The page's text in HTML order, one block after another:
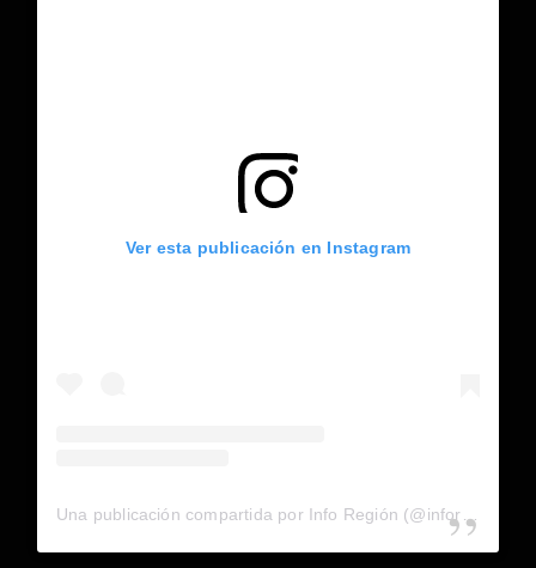
Ver esta publicación en Instagram
Una publicación compartida por Info Región (@inforegion_redes)